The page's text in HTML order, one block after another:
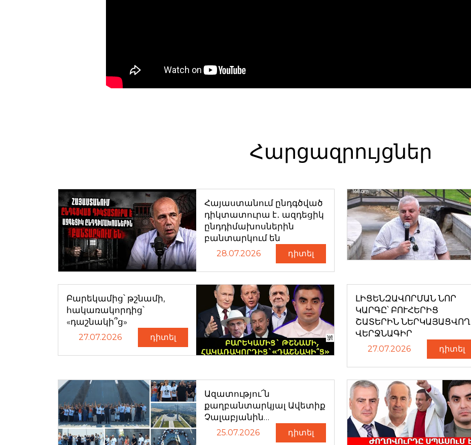
Հարցազրույցներ
Հայաստանում ընդգծված
դիկտատուրա է․ ազդեցիկ
ընդդիմախոսներին
բանտարկում են
28.07.2026 դիտել
Բարեկամից՝ թշնամի,
հակառակորդից՝
«դաշնակի՞ց»
27.07.2026 դիտել
ԼԻՑԵՆԶԱՎՈՐՄԱՆ ՆՈՐ
ԿԱՐԳԸ՝ ԲՈՒՀԵՐԻՑ
ՇԱՏԵՐԻՆ ՆԵՐԿԱՅԱՑՎՈՂ
ՎԵՐՋՆԱԳԻՐ
27.07.2026 դիտել
Ազատությու՜ն
քաղբանտարկյալ Ավետիք
Չալաբյանին…
25.07.2026 դիտել